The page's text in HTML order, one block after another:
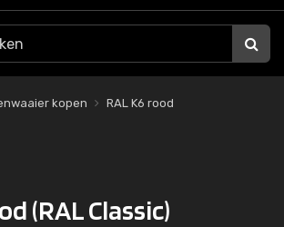
kopen RAL K6 rood
(RAL Classic)